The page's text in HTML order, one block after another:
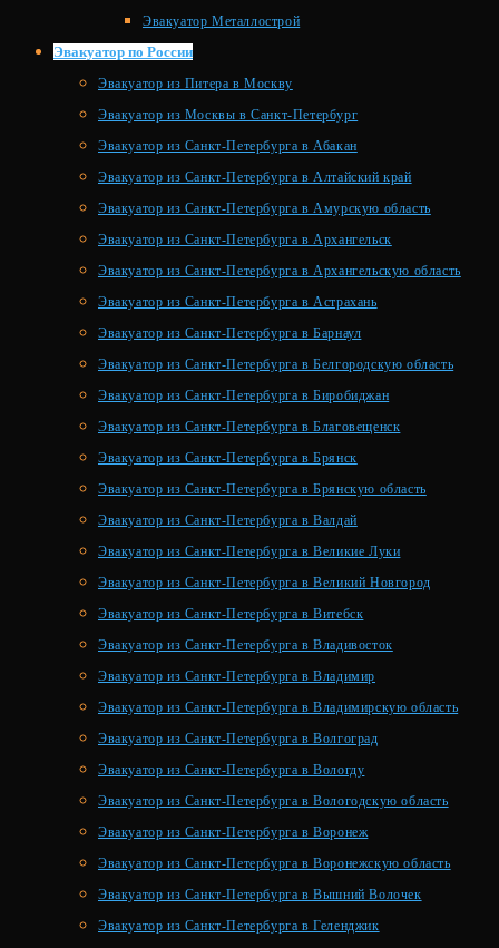
Эвакуатор Металлострой
Эвакуатор по России
Эвакуатор из Питера в Москву
Эвакуатор из Москвы в Санкт-Петербург
Эвакуатор из Санкт-Петербурга в Абакан
Эвакуатор из Санкт-Петербурга в Алтайский край
Эвакуатор из Санкт-Петербурга в Амурскую область
Эвакуатор из Санкт-Петербурга в Архангельск
Эвакуатор из Санкт-Петербурга в Архангельскую область
Эвакуатор из Санкт-Петербурга в Астрахань
Эвакуатор из Санкт-Петербурга в Барнаул
Эвакуатор из Санкт-Петербурга в Белгородскую область
Эвакуатор из Санкт-Петербурга в Биробиджан
Эвакуатор из Санкт-Петербурга в Благовещенск
Эвакуатор из Санкт-Петербурга в Брянск
Эвакуатор из Санкт-Петербурга в Брянскую область
Эвакуатор из Санкт-Петербурга в Валдай
Эвакуатор из Санкт-Петербурга в Великие Луки
Эвакуатор из Санкт-Петербурга в Великий Новгород
Эвакуатор из Санкт-Петербурга в Витебск
Эвакуатор из Санкт-Петербурга в Владивосток
Эвакуатор из Санкт-Петербурга в Владимир
Эвакуатор из Санкт-Петербурга в Владимирскую область
Эвакуатор из Санкт-Петербурга в Волгоград
Эвакуатор из Санкт-Петербурга в Вологду
Эвакуатор из Санкт-Петербурга в Вологодскую область
Эвакуатор из Санкт-Петербурга в Воронеж
Эвакуатор из Санкт-Петербурга в Воронежскую область
Эвакуатор из Санкт-Петербурга в Вышний Волочек
Эвакуатор из Санкт-Петербурга в Геленджик